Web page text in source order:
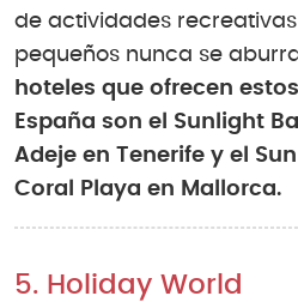
de actividades
pequeños nunca se
hoteles que ofrecen
España son el Sunlight
Adeje en Tenerife y el
Coral Playa en Mallorca.
5. Holiday World